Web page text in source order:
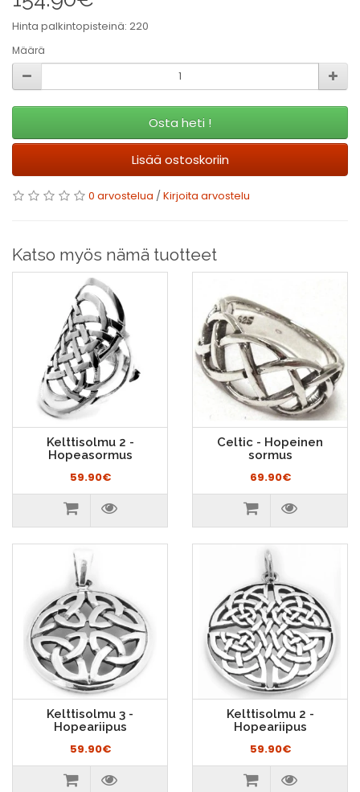
Hinta palkintopisteinä: 220
Määrä
Osta heti !
Lisää ostoskoriin
0 arvostelua /Kirjoita arvostelu
Katso myös nämä tuotteet
Kelttisolmu 2 -
Hopeasormus
59.90€
Celtic - Hopeinen
sormus
69.90€
Kelttisolmu 3 -
Hopeariipus
59.90€
Kelttisolmu 2 -
Hopeariipus
59.90€